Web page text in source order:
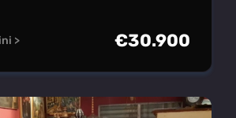
> €30.900